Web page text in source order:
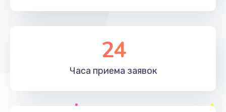
24
Часа приема заявок